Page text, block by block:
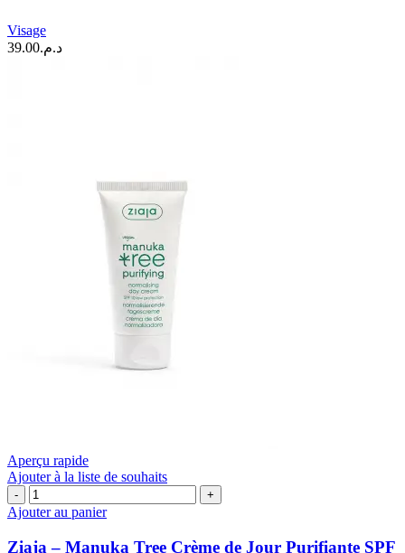
Olive
Oil
Visage
د.م.39.00
Aperçu rapide
Ajouter à la liste de souhaits
quantité
de
–
Ajouter au panier
Ziaja – Manuka Tree Crème de Jour Purifiante SPF